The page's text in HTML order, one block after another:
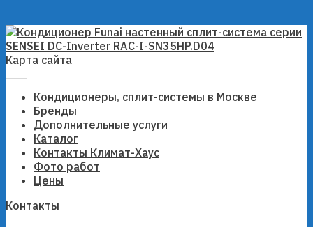
Карта сайта
Кондиционеры, сплит-системы в Москве
Бренды
Дополнительные услуги
Каталог
Контакты Климат-Хаус
Фото работ
Цены
Контакты